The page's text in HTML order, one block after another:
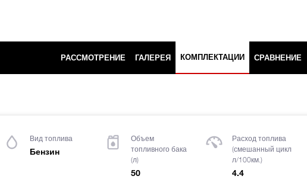
РАССМОТРЕНИЕ ГАЛЕРЕЯ КОМПЛЕКТАЦИИ СРАВНЕНИЕ
Вид топлива
Бензин
Объем
топливного бака
(л)
50
Расход топлива
(смешанный цикл
л/100км.)
4.4